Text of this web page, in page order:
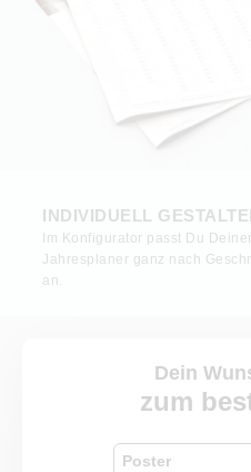
INDIVIDUELL
Im Konfigurator passt Du
Jahresplaner ganz nach
an.
Dein
zum
Poster